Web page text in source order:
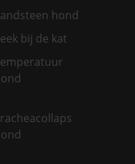
hond
bij de kat